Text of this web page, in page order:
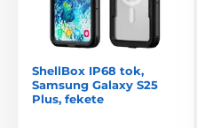
ShellBox IP68 tok,
Samsung Galaxy S25
Plus, fekete